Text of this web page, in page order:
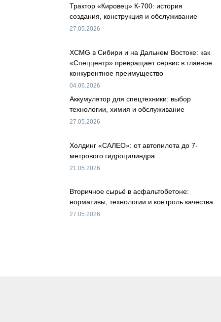
Трактор «Кировец» К-700: история
создания, конструкция и обслуживание
27.05.2026
XCMG в Сибири и на Дальнем Востоке: как
«Спеццентр» превращает сервис в главное
конкурентное преимущество
04.06.2026
Аккумулятор для спецтехники: выбор
технологии, химия и обслуживание
27.05.2026
Холдинг «САЛЕО»: от автопилота до 7-
метрового гидроцилиндра
21.05.2026
Вторичное сырьё в асфальтобетоне:
нормативы, технологии и контроль качества
27.05.2026